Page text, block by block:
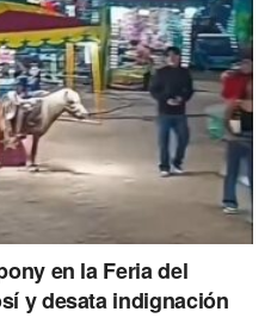
11 mil 200 personas
5:47 de la mañana
ciudad de Adana, está
más cercana
a poco menos de
lugar donde se
en la Feria del
y desata indignación